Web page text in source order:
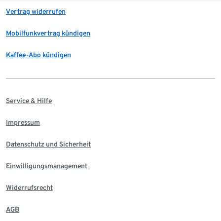
Vertrag widerrufen
Mobilfunkvertrag kündigen
Kaffee-Abo kündigen
Service & Hilfe
Impressum
Datenschutz und Sicherheit
Einwilligungsmanagement
Widerrufsrecht
AGB